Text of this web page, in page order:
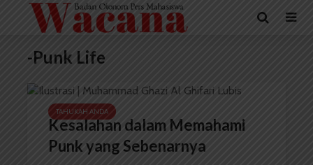
-Punk Life
TAHUKAH ANDA
Kesalahan dalam Memahami
Punk yang Sebenarnya